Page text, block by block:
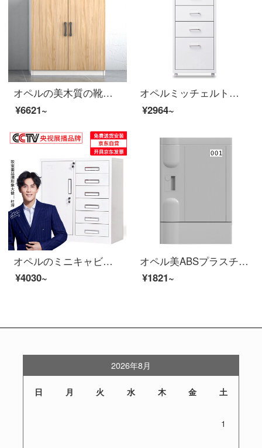
オペルの美木質の靴の箱の倉庫のお茶のキャビネットの低い戸棚のベランダのキャビネットのどんぐりの木の2つの靴の箱
¥6621~
オペルミッチェルト資料キャビネットキャビネットキャビネットキャビネット5斗キャビネット白
¥2964~
オペルのミニキャビネットのチェーストのキャビネットの鉄の皮のキャビネットの引き出しの資料の箱の書類棚のキャビネットの保管棚は6斗の下にあります。
¥4030~
オペル美ABSプラスチックワルドロッブ学校の学生カバン棚プール風呂サウナ温泉ヨガホテル防水クローゼットジムロッカー370*320*420
¥1821~
2026年8月
日 月 火 水 木 金 土
1